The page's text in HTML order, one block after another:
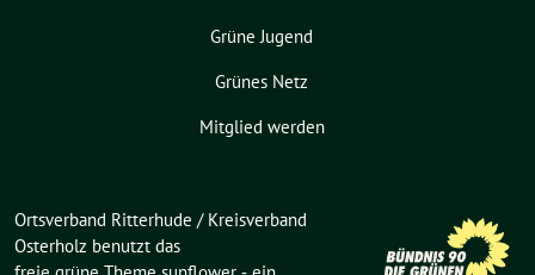
Grüne Jugend
Grünes Netz
Mitglied werden
Ortsverband Ritterhude / Kreisverband
Osterholz benutzt das